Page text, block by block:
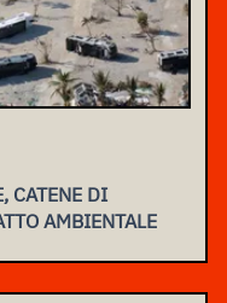
CATENE DI
AMBIENTALE